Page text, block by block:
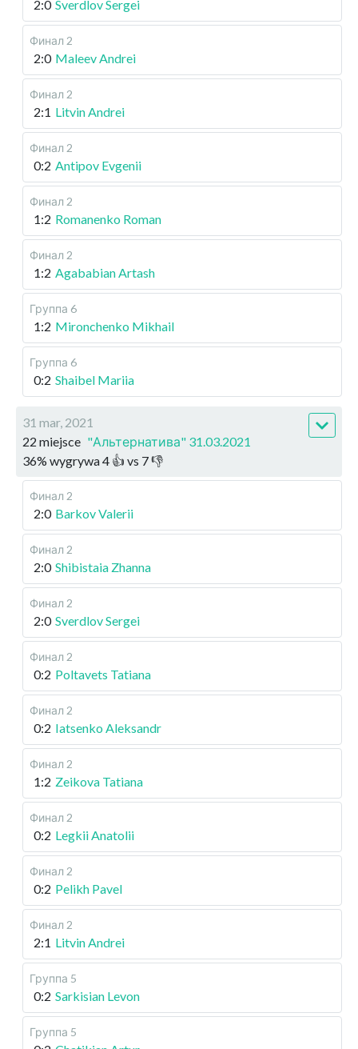
2:0 Sverdlov Sergei
Финал 2
2:0 Maleev Andrei
Финал 2
2:1 Litvin Andrei
Финал 2
0:2 Antipov Evgenii
Финал 2
1:2 Romanenko Roman
Финал 2
1:2 Agababian Artash
Группа 6
1:2 Mironchenko Mikhail
Группа 6
0:2 Shaibel Mariia
31 mar, 2021
22 miejsce "Альтернатива" 31.03.2021
36% wygrywa4 👍 vs 7👎
Финал 2
2:0 Barkov Valerii
Финал 2
2:0 Shibistaia Zhanna
Финал 2
2:0 Sverdlov Sergei
Финал 2
0:2 Poltavets Tatiana
Финал 2
0:2 Iatsenko Aleksandr
Финал 2
1:2 Zeikova Tatiana
Финал 2
0:2 Legkii Anatolii
Финал 2
0:2 Pelikh Pavel
Финал 2
2:1 Litvin Andrei
Группа 5
0:2 Sarkisian Levon
Группа 5